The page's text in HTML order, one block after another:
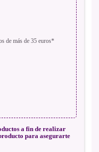
de más de 35 euros*
a fin de realizar
para asegurarte